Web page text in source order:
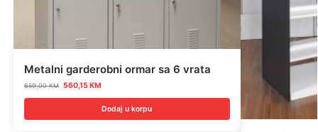
Metalni garderobni ormar sa 6 vrata
659,00KM 560,15KM
Dodaj u korpu